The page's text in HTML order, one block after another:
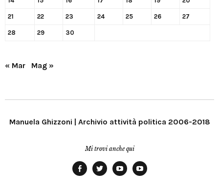
21 22 23 24 25 26 27
28 29 30
« Mar Mag »
Manuela Ghizzoni | Archivio attività politica 2006-2018
Mi trovi anche qui